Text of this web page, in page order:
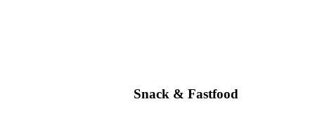
Snack & Fastfood